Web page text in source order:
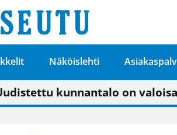
Näköislehti
vaihtumisen pitäisi
kunnantalo on valoisa
käynnistämässä
on totuttu elämään